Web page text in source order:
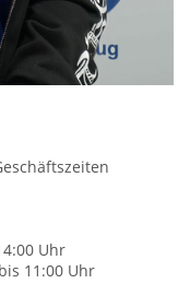
Uhr
11:00 Uhr